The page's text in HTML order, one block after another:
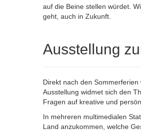
auf die Beine stellen würdet.
geht, auch in Zukunft.
Ausstellung
Direkt nach den
Ausstellung widmet sich den
Fragen auf kreative und
In mehreren multimedialen
Land anzukommen, welche